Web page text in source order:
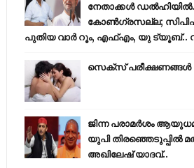
നേതാക്കൾ
കോണ്‍ഗ്രസല്ല;
പുതിയ വാര്‍ റൂം, എഫ്‌എം, യു ട്യൂബ്..
സെക്സ് പരീക്ഷണങ്ങൾ
ജിന്ന പരാമര്‍ശം
യുപി തിരഞ്ഞെടുപ്പില്‍
അഖിലേഷ് യാദവ്..